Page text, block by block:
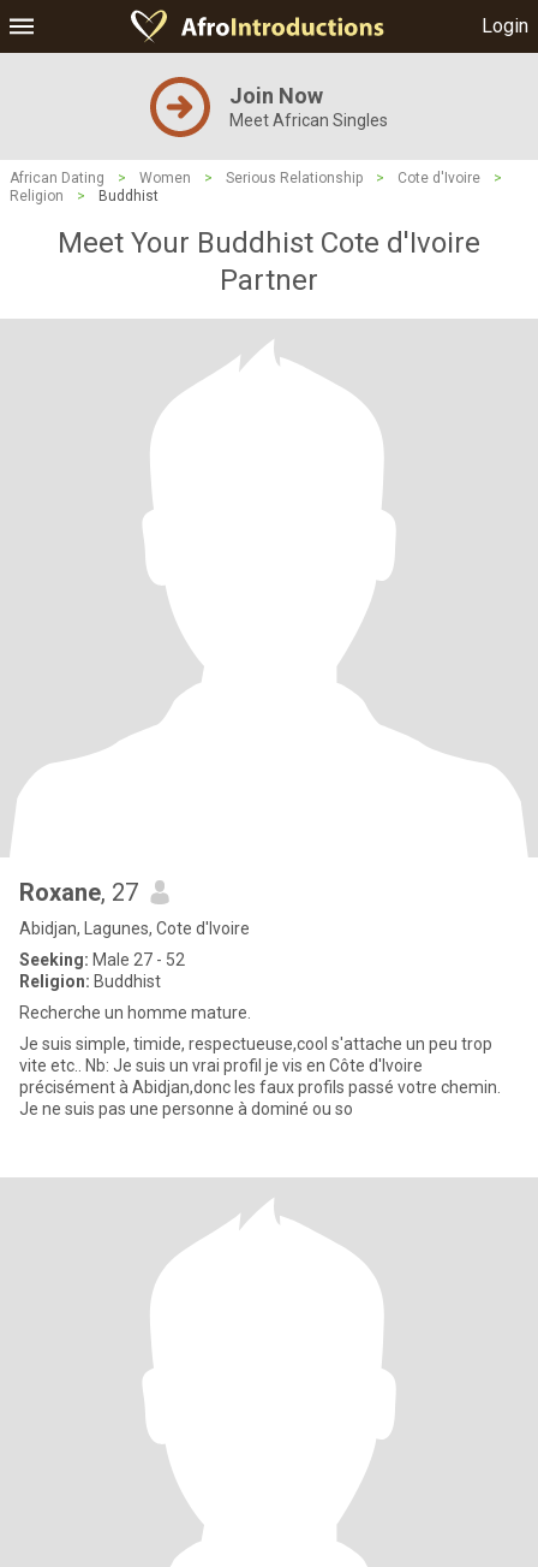
Login
Join Now
Meet African Singles
African Dating > Women > Serious Relationship > Cote d'Ivoire
>
Religion
> Buddhist
Meet Your Buddhist Cote d'Ivoire
Partner
Roxane, 27
Abidjan, Lagunes, Cote d'Ivoire
Seeking: Male 27 - 52
Religion: Buddhist
Recherche un homme mature.
Je suis simple, timide, respectueuse,cool s'attache un peu trop
vite etc.. Nb: Je suis un vrai profil je vis en Côte d'Ivoire
précisément à Abidjan,donc les faux profils passé votre chemin.
Je ne suis pas une personne à dominé ou so